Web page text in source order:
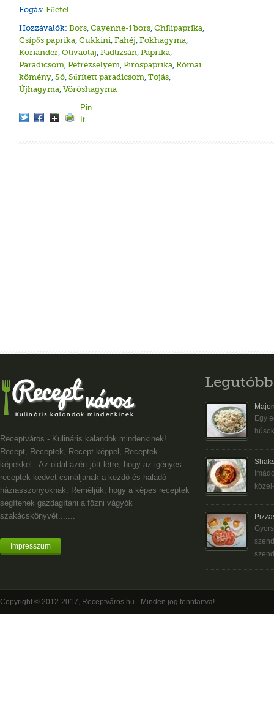
Fogás: Főétel
Hozzávalók: Bors, Cayenne-i bors, Chilipaprika,
Csípős paprika, Cukkini, Fahéj, Fokhagyma,
Koriander, Olívaolaj, Padlizsán, Paprika,
Paradicsom, Petrezselyem, Pirospaprika, Római
kömény, Só, Sűrített paradicsom, Tojás,
Újhagyma, Vöröshagyma
Pin
It
Receptváros - Kulináris kalandok mindenkinek!
Recept, Receptek, Recept képpel, Receptek
képekkel - Az oldal azért jött létre, hogy az igényes
receptek kedvet csináljanak a kezdő és haladó
háziasszonyoknak. Reméljük, hogy a képes receptek
segítenek gazdagítani a főzni vágyók
szakácskönyvét.......
Impresszum
Egy
Copyright © 2012-2017, Receptváros.hu - Minden jog fenntartva!